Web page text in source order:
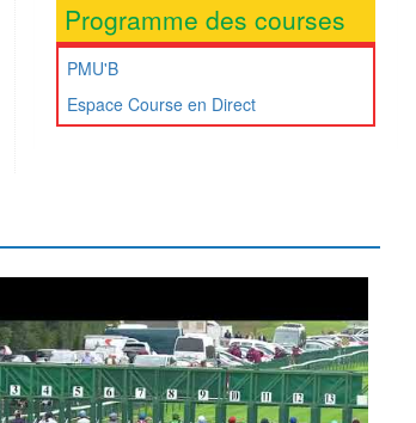
Programme des courses
PMU'B
Espace Course en Direct